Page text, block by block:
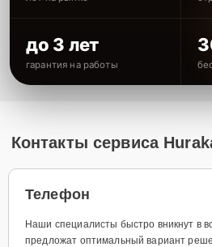
до 3 лет
гарантия на работы
Контакты сервиса
Телефон
Наши специалисты быстро вникнут в
предложат оптимальный вариант